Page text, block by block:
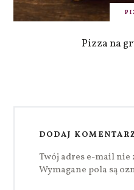
Pizza na
DODAJ KOMENTARZ
Twój adres e-mail
Wymagane pola są